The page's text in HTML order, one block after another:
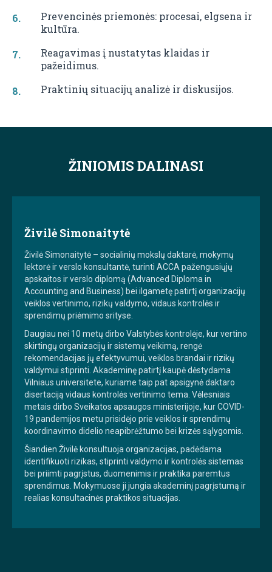
Prevencinės priemonės: procesai, elgsena ir
kultūra.
Reagavimas į nustatytas klaidas ir
pažeidimus.
Praktinių situacijų analizė ir diskusijos.
ŽINIOMIS DALINASI
Živilė Simonaitytė
Živilė Simonaitytė – socialinių mokslų daktarė, mokymų
lektorė ir verslo konsultantė, turinti ACCA pažengusiųjų
apskaitos ir verslo diplomą (Advanced Diploma in
Accounting and Business) bei ilgametę patirtį organizacijų
veiklos vertinimo, rizikų valdymo, vidaus kontrolės ir
sprendimų priėmimo srityse.
Daugiau nei 10 metų dirbo Valstybės kontrolėje, kur vertino
skirtingų organizacijų ir sistemų veikimą, rengė
rekomendacijas jų efektyvumui, veiklos brandai ir rizikų
valdymui stiprinti. Akademinę patirtį kaupė dėstydama
Vilniaus universitete, kuriame taip pat apsigynė daktaro
disertaciją vidaus kontrolės vertinimo tema. Vėlesniais
metais dirbo Sveikatos apsaugos ministerijoje, kur COVID-
19 pandemijos metu prisidėjo prie veiklos ir sprendimų
koordinavimo didelio neapibrėžtumo bei krizės sąlygomis.
Šiandien Živilė konsultuoja organizacijas, padėdama
identifikuoti rizikas, stiprinti valdymo ir kontrolės sistemas
bei priimti pagrįstus, duomenimis ir praktika paremtus
sprendimus. Mokymuose ji jungia akademinį pagrįstumą ir
realias konsultacinės praktikos situacijas.